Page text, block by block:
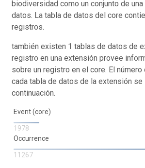
biodiversidad como un conjunto de
datos. La tabla de datos del core
registros.
también existen 1 tablas de datos de
registro en una extensión provee
sobre un registro en el core. El
cada tabla de datos de la extensión se
continuación.
Event (core)
1978
Occurrence
11267